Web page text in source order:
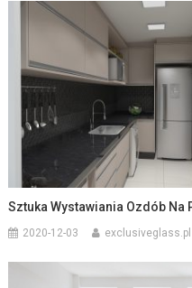
Sztuka Wystawiania Ozdób Na
2020-12-03 exclusiveglass.pl